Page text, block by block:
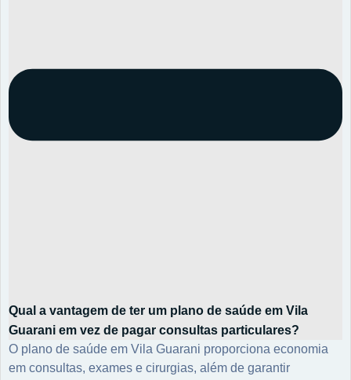
Qual a vantagem de ter um plano de saúde em Vila
Guarani em vez de pagar consultas particulares?
O plano de saúde em Vila Guarani proporciona economia
em consultas, exames e cirurgias, além de garantir